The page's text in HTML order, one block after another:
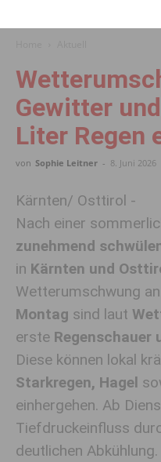
Gewitter
Liter Regen
von Sophie Leitner - 8. Juni 2026
Kärnten/ Osttirol -
Nach einer
zunehmend
in Kärnten und
Wetterumschwung
Montag sind laut
erste Regenschauer
Diese können lokal
Starkregen, Hagel
einhergehen. Ab
Tiefdruckeinfluss
deutlichen Abkühlung.